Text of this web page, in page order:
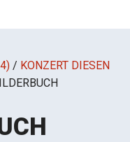
/ KONZERT DIESEN